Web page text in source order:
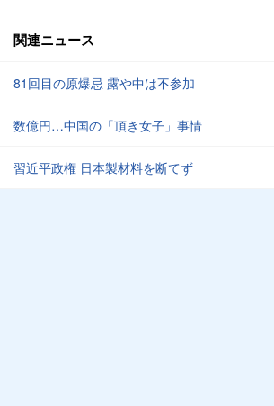
関連ニュース
81回目の原爆忌 露や中は不参加
数億円…中国の「頂き女子」事情
習近平政権 日本製材料を断てず